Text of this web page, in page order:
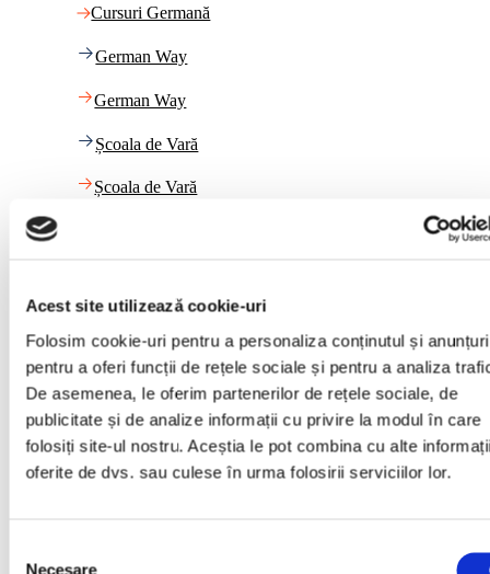
Acest site utilizează cookie-uri
Folosim cookie-uri pentru a personaliza conținutul și
pentru a oferi funcții de rețele sociale și pentru a analiza
De asemenea, le oferim partenerilor de rețele sociale, de
publicitate și de analize informații cu privire la modul în care
folosiți site-ul nostru. Aceștia le pot combina cu alte
oferite de dvs. sau culese în urma folosirii serviciilor lor.
Necesare
Cursuri Germană
German Way
German Way
Școala de Vară
Școala de Vară
Link-uri utile
Calendar
Plata cu cardul
Plata cu cardul